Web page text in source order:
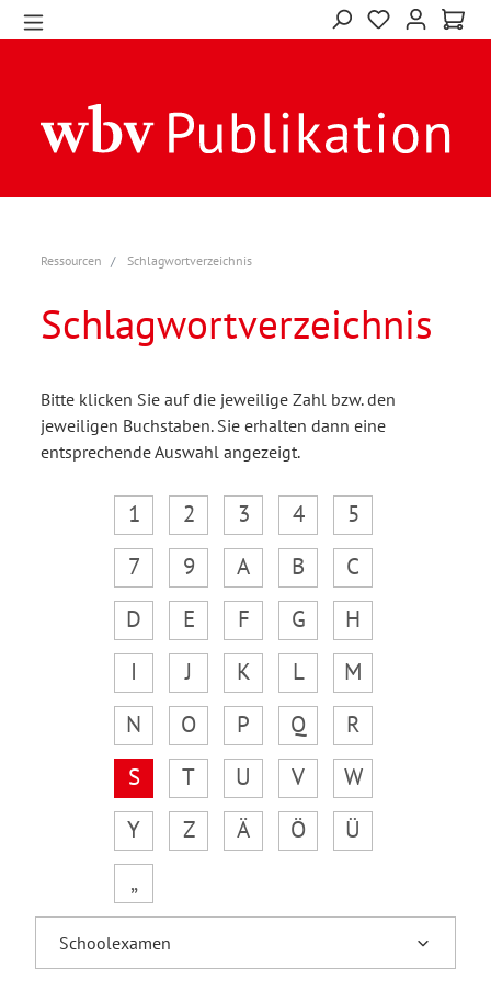
Ressourcen Schlagwortverzeichnis
Schlagwortverzeichnis
Bitte klicken Sie auf die jeweilige Zahl bzw. den
jeweiligen Buchstaben. Sie erhalten dann eine
entsprechende Auswahl angezeigt.
1 2 3 4
5
7
9 A B
C
D
E F G
H
I
J K L
M
N
O P Q
R
S
T U V
W
Y
Z Ä Ö
Ü
„